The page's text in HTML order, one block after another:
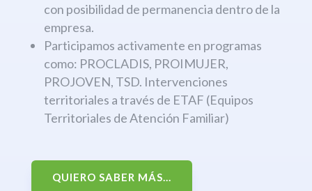
con posibilidad de permanencia dentro de la
empresa.
Participamos activamente en programas
como: PROCLADIS, PROIMUJER,
PROJOVEN, TSD. Intervenciones
territoriales a través de ETAF (Equipos
Territoriales de Atención Familiar)
QUIERO SABER MÁS...